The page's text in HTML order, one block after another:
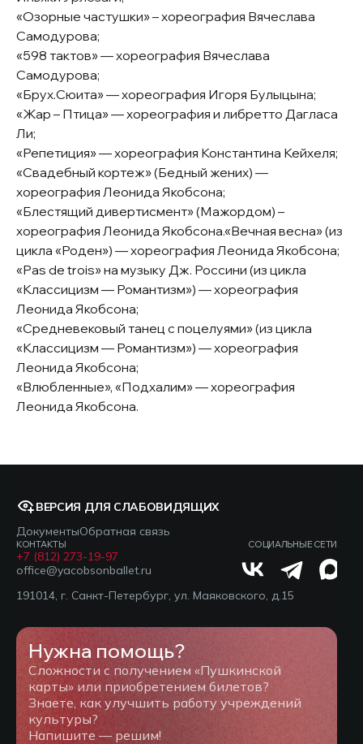
«Озорные частушки» – хореография Вячеслава
Самодурова;
«598 тактов» — хореография Вячеслава
Самодурова;
«Брух.Сюита» — хореография Игоря Булыцына;
«Жар – Птица» — хореография и либретто Дагласа
Ли;
«Репетиция» — хореография Константина Кейхеля;
«Свадебный кортеж» (Бедный жених) —
хореография Леонида Якобсона;
«Блестящий дивертисмент» (Мажордом) –
хореография Леонида Якобсона.«Вечная весна» (из
цикла «Роден») — хореография Леонида Якобсона;
«Pas de trois» на музыку Дж. Россини (из цикла
«Классицизм — Романтизм») — хореография
Леонида Якобсона;
«Средневековый танец с поцелуями» (из цикла
«Классицизм — Романтизм») — хореография
Леонида Якобсона;
«Влюбленные», «Подхалим» — хореография
Леонида Якобсона.
ВЕРСИЯ ДЛЯ СЛАБОВИДЯЩИХ
ДокументыОбратная связь
КОНТАКТЫ
+7 (812) 273-19-97
office@yacobsonballet.ru
СОЦИАЛЬНЫЕ СЕТИ
191014, г. Санкт-Петербург, ул. Маяковского, д.15
Нужна помощь?
Сложности с получением «Пушкинской
карты» или приобретением билетов?
Знаете, как улучшить работу учреждений
культуры?
Напишите — решим!